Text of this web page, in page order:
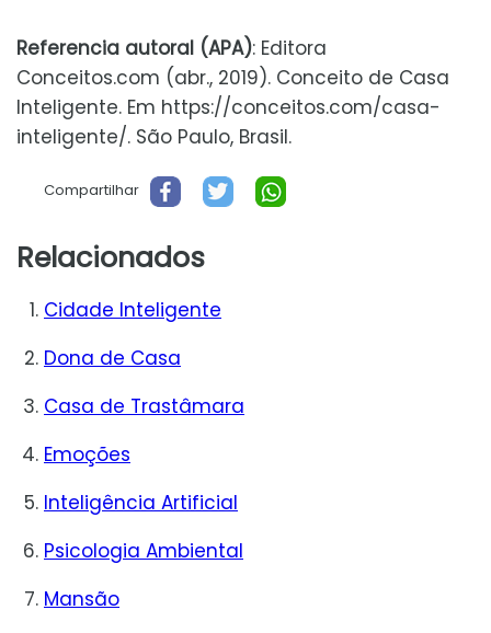
Referencia autoral (APA): Editora
Conceitos.com (abr., 2019). Conceito de Casa
Inteligente. Em https://conceitos.com/casa-
inteligente/. São Paulo, Brasil.
Compartilhar
Relacionados
Cidade Inteligente
Dona de Casa
Casa de Trastâmara
Emoções
Inteligência Artificial
Psicologia Ambiental
Mansão